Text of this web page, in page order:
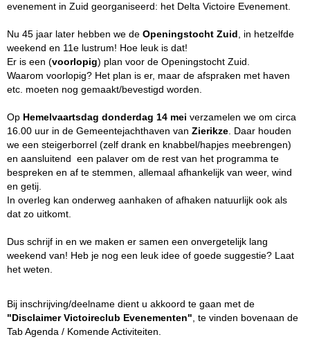
evenement in Zuid georganiseerd: het Delta Victoire Evenement.
Nu 45 jaar later hebben we de Openingstocht Zuid , in hetzelfde
weekend en 11e lustrum! Hoe leuk is dat!
Er is een (voorlopig) plan voor de Openingstocht Zuid.
Waarom voorlopig? Het plan is er, maar de afspraken met haven
etc. moeten nog gemaakt/bevestigd worden.
Op Hemelvaartsdag donderdag 14 mei verzamelen we om circa
16.00 uur in de Gemeentejachthaven van Zierikze . Daar houden
we een steigerborrel (zelf drank en knabbel/hapjes meebrengen)
en aansluitend een palaver om de rest van het programma te
bespreken en af te stemmen, allemaal afhankelijk van weer, wind
en getij.
In overleg kan onderweg aanhaken of afhaken natuurlijk ook als
dat zo uitkomt.
Dus schrijf in en we maken er samen een onvergetelijk lang
weekend van! Heb je nog een leuk idee of goede suggestie? Laat
het weten.
Bij inschrijving/deelname dient u akkoord te gaan met de
"Disclaimer Victoireclub Evenementen" , te vinden bovenaan de
Tab Agenda / Komende Activiteiten.